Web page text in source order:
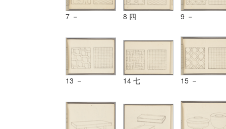
7 － 8 四 9 －
13 － 14 七 15 －